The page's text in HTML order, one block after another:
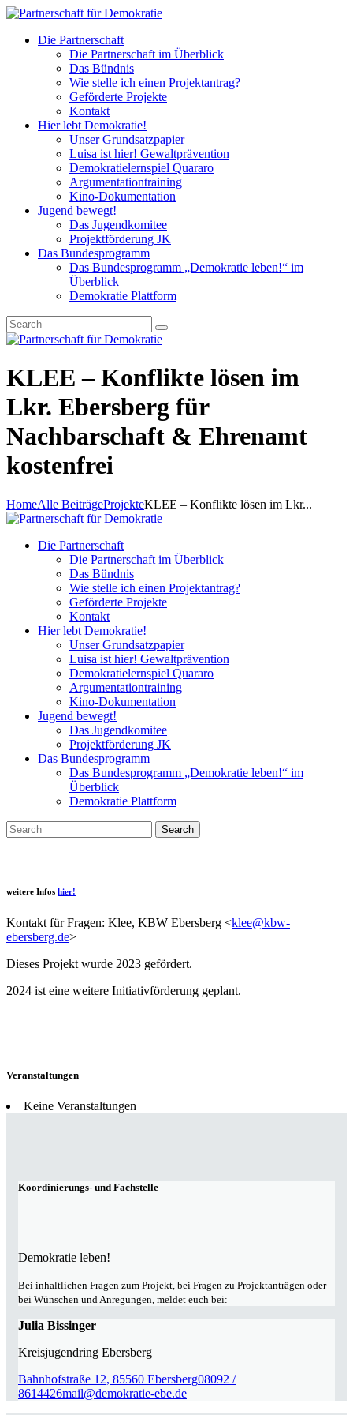
Die Partnerschaft
Die Partnerschaft im Überblick
Das Bündnis
Wie stelle ich einen Projektantrag?
Geförderte Projekte
Kontakt
Hier lebt Demokratie!
Unser Grundsatzpapier
Luisa ist hier! Gewaltprävention
Demokratielernspiel Quararo
Argumentationtraining
Kino-Dokumentation
Jugend bewegt!
Das Jugendkomitee
Projektförderung JK
Das Bundesprogramm
Das Bundesprogramm „Demokratie leben!“ im
Überblick
Demokratie Plattform
KLEE – Konflikte lösen im
Lkr. Ebersberg für
Nachbarschaft & Ehrenamt
kostenfrei
HomeAlle BeiträgeProjekteKLEE – Konflikte lösen im Lkr...
Die Partnerschaft
Die Partnerschaft im Überblick
Das Bündnis
Wie stelle ich einen Projektantrag?
Geförderte Projekte
Kontakt
Hier lebt Demokratie!
Unser Grundsatzpapier
Luisa ist hier! Gewaltprävention
Demokratielernspiel Quararo
Argumentationtraining
Kino-Dokumentation
Jugend bewegt!
Das Jugendkomitee
Projektförderung JK
Das Bundesprogramm
Das Bundesprogramm „Demokratie leben!“ im
Überblick
Demokratie Plattform
Search
weitere Infos hier!
Kontakt für Fragen: Klee, KBW Ebersberg <klee@kbw-
ebersberg.de>
Dieses Projekt wurde 2023 gefördert.
2024 ist eine weitere Initiativförderung geplant.
Veranstaltungen
Keine Veranstaltungen
Koordinierungs- und Fachstelle
Demokratie leben!
Bei inhaltlichen Fragen zum Projekt, bei Fragen zu Projektanträgen oder
bei Wünschen und Anregungen, meldet euch bei:
Julia Bissinger
Kreisjugendring Ebersberg
Bahnhofstraße 12, 85560 Ebersberg08092 /
8614426mail@demokratie-ebe.de